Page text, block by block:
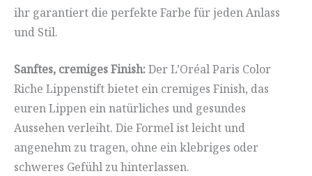
ihr garantiert die perfekte Farbe für jeden Anlass
und Stil.
Sanftes, cremiges Finish: Der L’Oréal Paris Color
Riche Lippenstift bietet ein cremiges Finish, das
euren Lippen ein natürliches und gesundes
Aussehen verleiht. Die Formel ist leicht und
angenehm zu tragen, ohne ein klebriges oder
schweres Gefühl zu hinterlassen.